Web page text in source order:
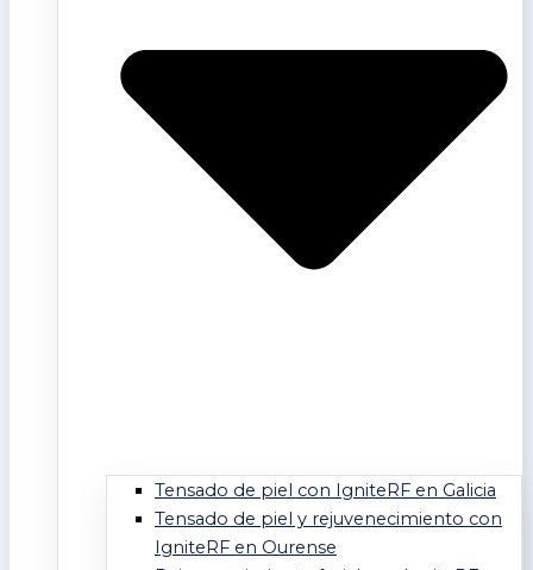
Tensado de piel con IgniteRF en Galicia
Tensado de piel y rejuvenecimiento con
IgniteRF en Ourense